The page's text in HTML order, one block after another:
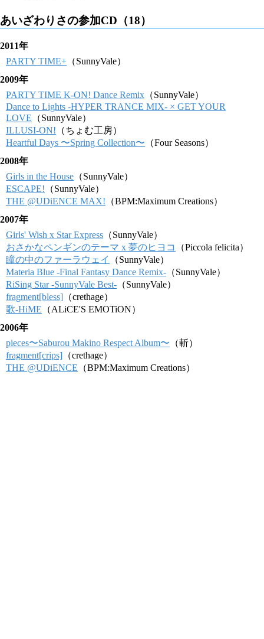
あいざわりさの参加CD（18）
2011年
PARTY TIME+ （SunnyVale）
2009年
PARTY TIME K-ON! Dance Remix （SunnyVale）
Dance to Lights -HYPER TRANCE MIX- × GET YOUR
LOVE （SunnyVale）
ILLUSI-ON! （ちょむ工房）
Heartful Days 〜Spring Collection〜 （Four Seasons）
2008年
Girls in the House （SunnyVale）
ESCAPE! （SunnyVale）
THE @UDiENCE MAX! （BPM:Maximum Creations）
2007年
Girls' Wish x Star Express （SunnyVale）
おさかなペンギンのテーマ x 夢のヒヨコ
（Piccola felicita）
瞳の中のファーラウェイ
（SunnyVale）
Materia Blue -Final Fantasy Dance Remix- （SunnyVale）
RiSing Star -SunnyVale Best- （SunnyVale）
fragment[bless] （crethage）
歌-HiME （ALiCE'S EMOTiON）
2006年
pieces〜Saburou Makino Respect Album〜 （斬）
fragment[crips] （crethage）
THE @UDiENCE （BPM:Maximum Creations）